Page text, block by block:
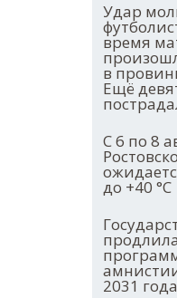
Удар
время
в
Ещё
С 6 по 8
до +40 °С
2031 года